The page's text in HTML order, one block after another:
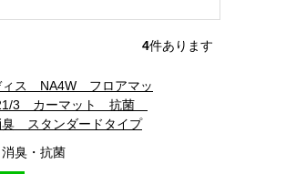
4件あります
ス NA4W フロアマッ
3 カーマット 抗菌
スタンダードタイプ
臭・抗菌